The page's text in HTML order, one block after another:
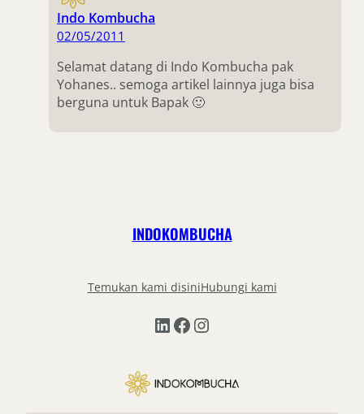
Indo Kombucha
02/05/2011
Selamat datang di Indo Kombucha pak
Yohanes.. semoga artikel lainnya juga bisa
berguna untuk Bapak 🙂
INDOKOMBUCHA
Temukan kami disiniHubungi kami
LinkedIn Facebook Instagram